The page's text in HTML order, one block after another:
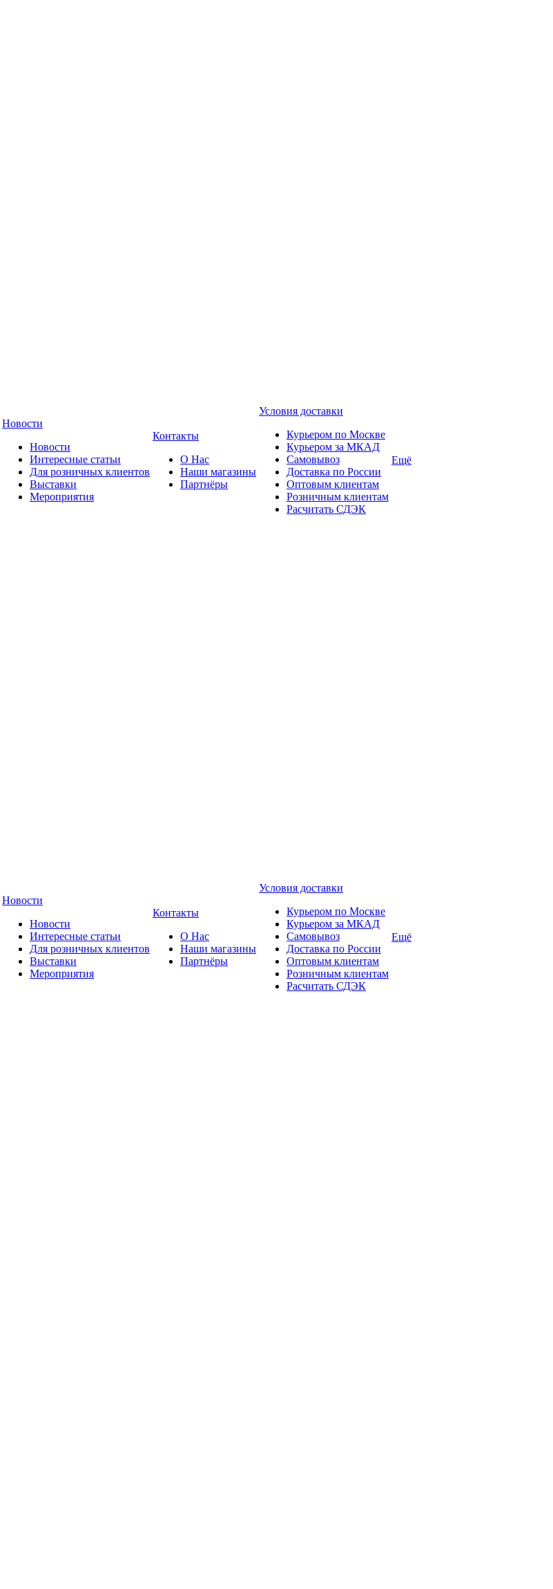
Новости
Новости
Интересные статьи
Для розничных клиентов
Выставки
Мероприятия
Контакты
О Нас
Наши магазины
Партнёры
Условия доставки
Курьером по Москве
Курьером за МКАД
Самовывоз
Доставка по России
Оптовым клиентам
Розничным клиентам
Расчитать СДЭК
Ещё
Новости
Новости
Интересные статьи
Для розничных клиентов
Выставки
Мероприятия
Контакты
О Нас
Наши магазины
Партнёры
Условия доставки
Курьером по Москве
Курьером за МКАД
Самовывоз
Доставка по России
Оптовым клиентам
Розничным клиентам
Расчитать СДЭК
Ещё